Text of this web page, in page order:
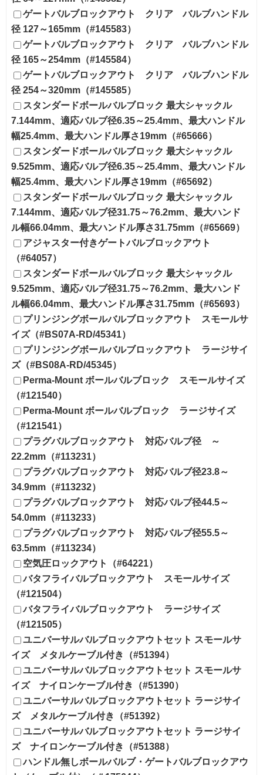
ゲートバルブロックアウト クリア バルブハンドル
径 127～165mm（#145583）
ゲートバルブロックアウト クリア バルブハンドル
径 165～254mm（#145584）
ゲートバルブロックアウト クリア バルブハンドル
径 254～320mm（#145585）
スタンダードボールバルブロック 最大シャックル
7.144mm、適応バルブ径6.35～25.4mm、最大ハンドル
幅25.4mm、最大ハンドル厚さ19mm（#65666）
スタンダードボールバルブロック 最大シャックル
9.525mm、適応バルブ径6.35～25.4mm、最大ハンドル
幅25.4mm、最大ハンドル厚さ19mm（#65692）
スタンダードボールバルブロック 最大シャックル
7.144mm、適応バルブ径31.75～76.2mm、最大ハンド
ル幅66.04mm、最大ハンドル厚さ31.75mm（#65669）
アジャスター付きゲートバルブロックアウト
（#64057）
スタンダードボールバルブロック 最大シャックル
9.525mm、適応バルブ径31.75～76.2mm、最大ハンド
ル幅66.04mm、最大ハンドル厚さ31.75mm（#65693）
プリンジングボールバルブロックアウト スモールサ
イズ（#BS07A-RD/45341）
プリンジングボールバルブロックアウト ラージサイ
ズ（#BS08A-RD/45345）
Perma-Mount ボールバルブロック スモールサイズ
（#121540）
Perma-Mount ボールバルブロック ラージサイズ
（#121541）
プラグバルブロックアウト 対応バルブ径 ～
22.2mm（#113231）
プラグバルブロックアウト 対応バルブ径23.8～
34.9mm（#113232）
プラグバルブロックアウト 対応バルブ径44.5～
54.0mm（#113233）
プラグバルブロックアウト 対応バルブ径55.5～
63.5mm（#113234）
空気圧ロックアウト（#64221）
バタフライバルブロックアウト スモールサイズ
（#121504）
バタフライバルブロックアウト ラージサイズ
（#121505）
ユニバーサルバルブロックアウトセット スモールサ
イズ メタルケーブル付き（#51394）
ユニバーサルバルブロックアウトセット スモールサ
イズ ナイロンケーブル付き（#51390）
ユニバーサルバルブロックアウトセット ラージサイ
ズ メタルケーブル付き（#51392）
ユニバーサルバルブロックアウトセット ラージサイ
ズ ナイロンケーブル付き（#51388）
ハンドル無しボールバルブ・ゲートバルブロックアウ